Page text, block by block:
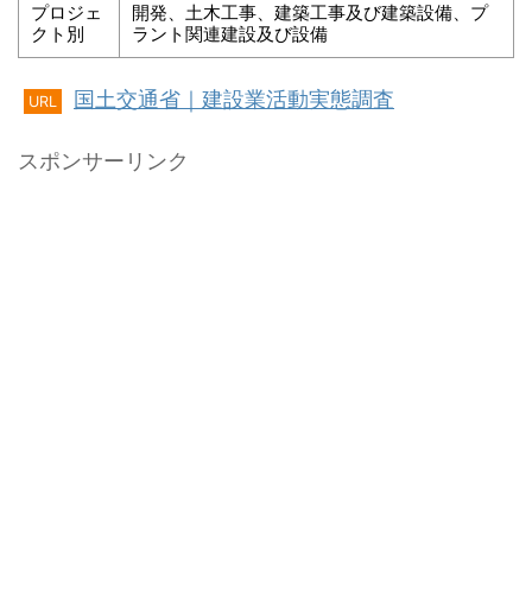
プロジェ
クト別
開発、土木工事、建築工事及び建築設備、プ
ラント関連建設及び設備
URL 国土交通省｜建設業活動実態調査
スポンサーリンク